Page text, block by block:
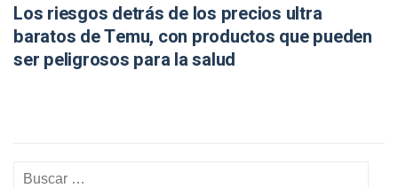
Los riesgos detrás de los precios ultra
baratos de Temu, con productos que pueden
ser peligrosos para la salud